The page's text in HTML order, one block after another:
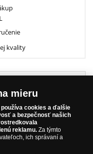
kvality
zlato 999/1000
mieru
používa cookies a ďalšie
a bezpečnosť našich
reklamu. Za týmto
ich správaní a